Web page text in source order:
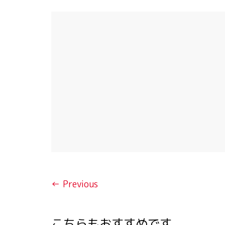
← Previous